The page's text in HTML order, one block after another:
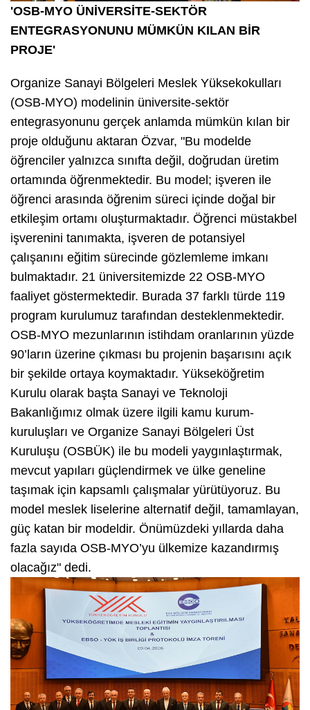
'OSB-MYO ÜNİVERSİTE-SEKTÖR
ENTEGRASYONUNU MÜMKÜN KILAN BİR
PROJE'
Organize Sanayi Bölgeleri Meslek Yüksekokulları
(OSB-MYO) modelinin üniversite-sektör
entegrasyonunu gerçek anlamda mümkün kılan bir
proje olduğunu aktaran Özvar, "Bu modelde
öğrenciler yalnızca sınıfta değil, doğrudan üretim
ortamında öğrenmektedir. Bu model; işveren ile
öğrenci arasında öğrenim süreci içinde doğal bir
etkileşim ortamı oluşturmaktadır. Öğrenci müstakbel
işverenini tanımakta, işveren de potansiyel
çalışanını eğitim sürecinde gözlemleme imkanı
bulmaktadır. 21 üniversitemizde 22 OSB-MYO
faaliyet göstermektedir. Burada 37 farklı türde 119
program kurulumuz tarafından desteklenmektedir.
OSB-MYO mezunlarının istihdam oranlarının yüzde
90’ların üzerine çıkması bu projenin başarısını açık
bir şekilde ortaya koymaktadır. Yükseköğretim
Kurulu olarak başta Sanayi ve Teknoloji
Bakanlığımız olmak üzere ilgili kamu kurum-
kuruluşları ve Organize Sanayi Bölgeleri Üst
Kuruluşu (OSBÜK) ile bu modeli yaygınlaştırmak,
mevcut yapıları güçlendirmek ve ülke geneline
taşımak için kapsamlı çalışmalar yürütüyoruz. Bu
model meslek liselerine alternatif değil, tamamlayan,
güç katan bir modeldir. Önümüzdeki yıllarda daha
fazla sayıda OSB-MYO’yu ülkemize kazandırmış
olacağız" dedi.